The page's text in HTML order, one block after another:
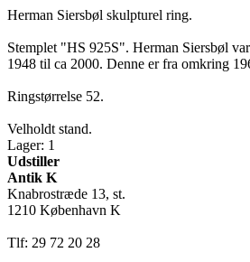
Herman Siersbøl skulpturel ring.
Stemplet "HS 925S". Herman Siersbøl
1948 til ca 2000. Denne er fra omkring
Ringstørrelse 52.
Velholdt stand.
Lager: 1
Udstiller
Antik K
Knabrostræde 13, st.
1210 København K
Tlf: 29 72 20 28